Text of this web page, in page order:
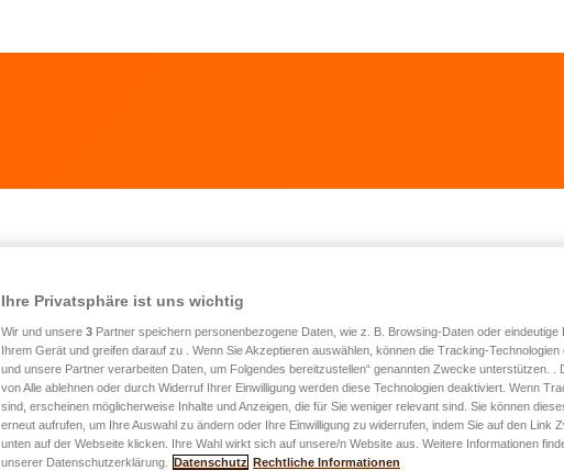
Ihre Privatsphäre ist uns wichtig
Wir und unsere 3 Partner speichern personenbezogene Daten, wie z. B. Browsing-Daten oder eindeutige
Ihrem Gerät und greifen darauf zu . Wenn Sie Akzeptieren auswählen, können die Tracking-Technologien
und unsere Partner verarbeiten Daten, um Folgendes bereitzustellen“ genannten Zwecke unterstützen. .
von Alle ablehnen oder durch Widerruf Ihrer Einwilligung werden diese Technologien deaktiviert. Wenn
sind, erscheinen möglicherweise Inhalte und Anzeigen, die für Sie weniger relevant sind. Sie können
erneut aufrufen, um Ihre Auswahl zu ändern oder Ihre Einwilligung zu widerrufen, indem Sie auf den Link
unten auf der Webseite klicken. Ihre Wahl wirkt sich auf unsere/n Website aus. Weitere Informationen
unserer Datenschutzerklärung.
Datenschutz Rechtliche Informationen